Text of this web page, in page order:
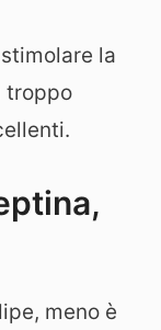
la
troppo
meno è